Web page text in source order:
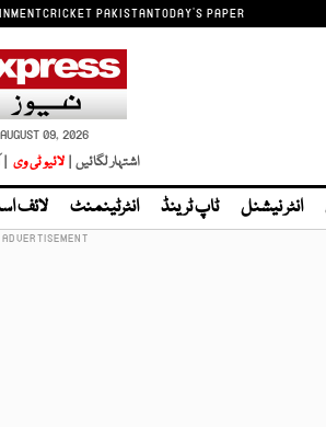
CRICKET PAKISTANTODAY'S PAPER
AUGUST 09, 2026
اشتہار لگائیں | لائیو ٹی وی |
انٹر نیشنل ٹاپ ٹرینڈ انٹرٹینمنٹ لائف